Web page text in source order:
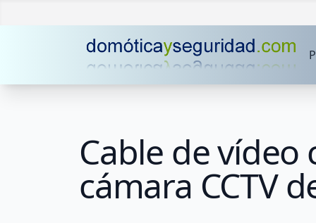
Cable de
cámara CCTV